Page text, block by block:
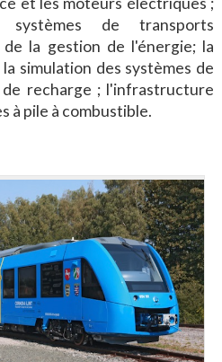
de transports
la gestion de l'énergie; la
simulation des systèmes de
recharge ; l'infrastructure
à pile à combustible.